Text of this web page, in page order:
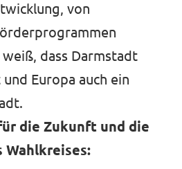
von
dass Darmstadt
Europa auch ein
die Zukunft und die